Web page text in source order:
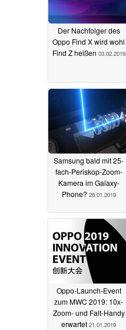
Der Nachfolger des
Oppo Find X wird wohl
Find Z heißen 03.02.2019
Samsung bald mit 25-
fach-Periskop-Zoom-
Kamera im Galaxy-
Phone? 28.01.2019
Oppo-Launch-Event
zum MWC 2019: 10x-
Zoom- und Falt-Handy
erwartet 21.01.2019